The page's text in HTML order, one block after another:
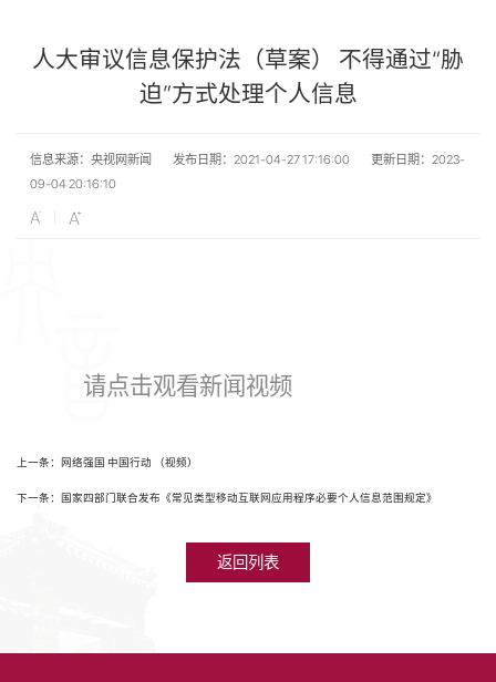
人大审议信息保护法（草案） 不得通过“胁
迫”方式处理个人信息
信息来源：央视网新闻 发布日期：2021-04-27 17:16:00
更新日期：2023-
09-04 20:16:10
请点击观看新闻视频
上一条：网络强国 中国行动 （视频）
下一条：国家四部门联合发布《常见类型移动互联网应用程序必要个人信息范围规定》
返回列表